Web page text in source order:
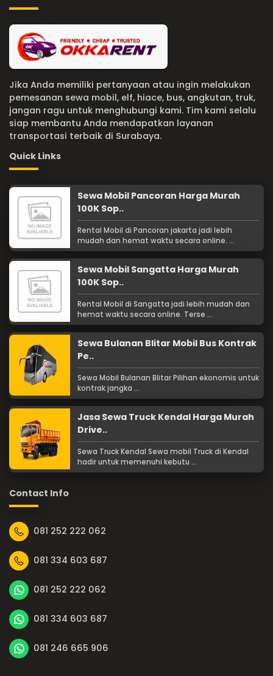
Jika Anda memiliki pertanyaan atau ingin melakukan
pemesanan sewa mobil, elf, hiace, bus, angkutan, truk,
jangan ragu untuk menghubungi kami. Tim kami selalu
siap membantu Anda mendapatkan layanan
transportasi terbaik di Surabaya.
Quick Links
Sewa Mobil Pancoran Harga Murah
100K Sop..
Rental Mobil di Pancoran jakarta jadi lebih
mudah dan hemat waktu secara online. ...
Sewa Mobil Sangatta Harga Murah
100K Sop..
Rental Mobil di Sangatta jadi lebih mudah dan
hemat waktu secara online. Terse ...
Sewa Bulanan Blitar Mobil Bus Kontrak
Pe..
Sewa Mobil Bulanan Blitar Pilihan ekonomis untuk
kontrak jangka ...
Jasa Sewa Truck Kendal Harga Murah
Drive..
Sewa Truck Kendal Sewa mobil Truck di Kendal
hadir untuk memenuhi kebutu ...
Contact Info
081 252 222 062
081 334 603 687
081 252 222 062
081 334 603 687
081 246 665 906